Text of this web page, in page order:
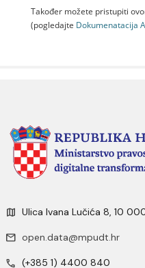
Također možete pristupiti
(pogledajte Dokumenаtаcijа